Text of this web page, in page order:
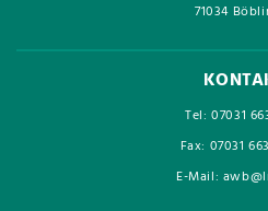
71034
Tel: 07031
Fax: 07031
E-Mail: